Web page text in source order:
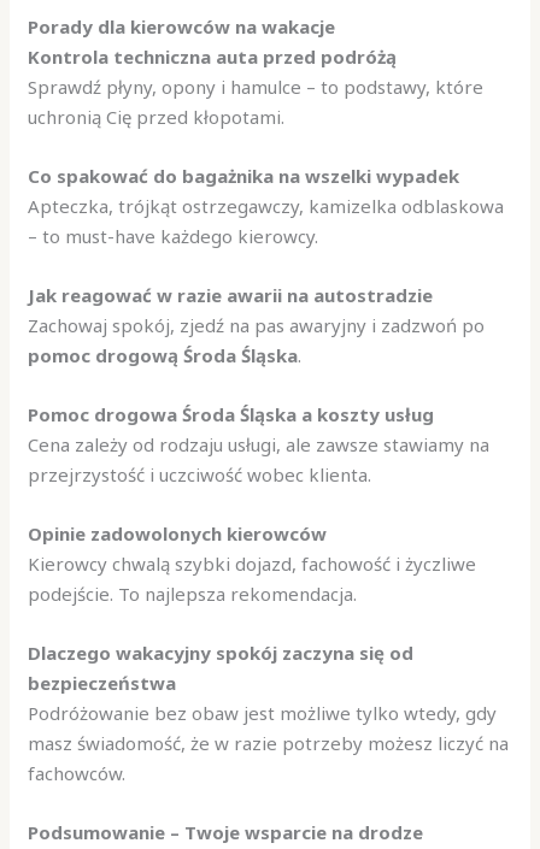
Porady dla kierowców na wakacje
Kontrola techniczna auta przed podróżą
Sprawdź płyny, opony i hamulce – to podstawy, które
uchronią Cię przed kłopotami.
Co spakować do bagażnika na wszelki wypadek
Apteczka, trójkąt ostrzegawczy, kamizelka odblaskowa
– to must-have każdego kierowcy.
Jak reagować w razie awarii na autostradzie
Zachowaj spokój, zjedź na pas awaryjny i zadzwoń po
pomoc drogową Środa Śląska.
Pomoc drogowa Środa Śląska a koszty usług
Cena zależy od rodzaju usługi, ale zawsze stawiamy na
przejrzystość i uczciwość wobec klienta.
Opinie zadowolonych kierowców
Kierowcy chwalą szybki dojazd, fachowość i życzliwe
podejście. To najlepsza rekomendacja.
Dlaczego wakacyjny spokój zaczyna się od
bezpieczeństwa
Podróżowanie bez obaw jest możliwe tylko wtedy, gdy
masz świadomość, że w razie potrzeby możesz liczyć na
fachowców.
Podsumowanie – Twoje wsparcie na drodze